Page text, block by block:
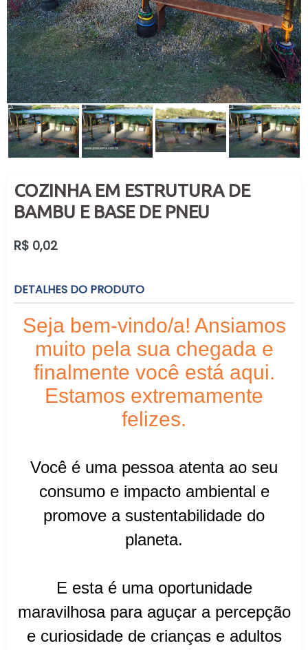
COZINHA EM ESTRUTURA DE
BAMBU E BASE DE PNEU
Preço
R$ 0,02
DETALHES DO PRODUTO
Seja bem-vindo/a! Ansiamos
muito pela sua chegada e
finalmente você está aqui.
Estamos extremamente
felizes.
Você é uma pessoa atenta ao seu
consumo e impacto ambiental e
promove a sustentabilidade do
planeta.
E esta é uma oportunidade
maravilhosa para aguçar a percepção
e curiosidade de crianças e adultos